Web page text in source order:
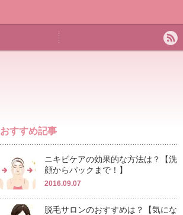
おすすめ記事
ニキビケアの効果的な方法は？【洗
顔からパックまで！】
2016.09.07
脱毛サロンのおすすめは？【気にな